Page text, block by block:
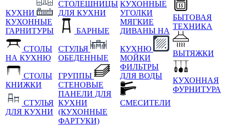
КУХНИ
КУХОННЫЕ
ГАРНИТУРЫ
СТОЛЫ
НА КУХНЮ
СТОЛЫ
КНИЖКИ
СТУЛЬЯ
ДЛЯ КУХНИ
СТОЛЕШНИЦЫ
ДЛЯ КУХНИ
БАРНЫЕ
СТУЛЬЯ
ОБЕДЕННЫЕ
ГРУППЫ
СТЕНОВЫЕ
ПАНЕЛИ ДЛЯ
КУХНИ
(КУХОННЫЕ
ФАРТУКИ)
КУХОННЫЕ
УГОЛКИ
МЯГКИЕ
ДИВАНЫ НА
КУХНЮ
МОЙКИ
ФИЛЬТРЫ
ДЛЯ ВОДЫ
СМЕСИТЕЛИ
БЫТОВАЯ
ТЕХНИКА
ВЫТЯЖКИ
КУХОННАЯ
ФУРНИТУРА